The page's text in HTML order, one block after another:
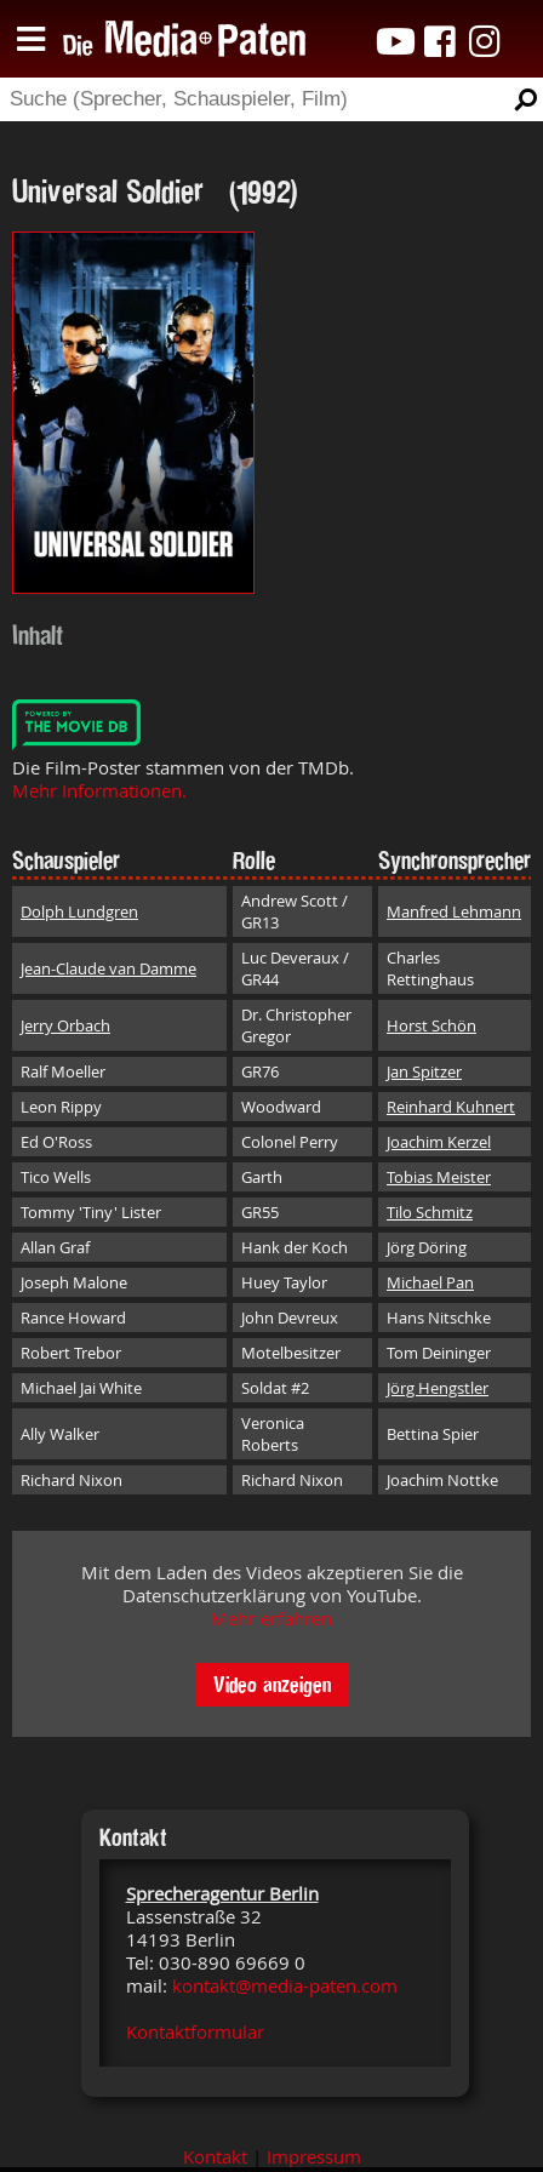
Universal Soldier (1992)
Inhalt
Die Film-Poster stammen von der TMDb.
Mehr Informationen.
Schauspieler Rolle Synchronsprecher
Dolph Lundgren
Andrew Scott /
GR13
Manfred Lehmann
Jean-Claude van Damme
Luc Deveraux /
GR44
Charles
Rettinghaus
Jerry Orbach
Dr. Christopher
Gregor
Horst Schön
Ralf Moeller GR76
Jan Spitzer
Leon Rippy
Woodward
Reinhard Kuhnert
Ed O'Ross
Colonel Perry
Joachim Kerzel
Tico Wells
Garth
Tobias Meister
Tommy 'Tiny' Lister
GR55
Tilo Schmitz
Allan Graf
Hank der Koch
Jörg Döring
Joseph Malone
Huey Taylor
Michael Pan
Rance Howard
John Devreux
Hans Nitschke
Robert Trebor
Motelbesitzer
Tom Deininger
Michael Jai White
Soldat #2 Jörg Hengstler
Ally Walker
Veronica
Roberts
Bettina Spier
Richard Nixon Richard Nixon Joachim Nottke
Mit dem Laden des Videos akzeptieren Sie die
Datenschutzerklärung von YouTube.
Mehr erfahren
Video anzeigen
Kontakt
Sprecheragentur Berlin
Lassenstraße 32
14193 Berlin
Tel: 030-890 69669 0
mail: kontakt@media-paten.com
Kontaktformular
Kontakt| Impressum